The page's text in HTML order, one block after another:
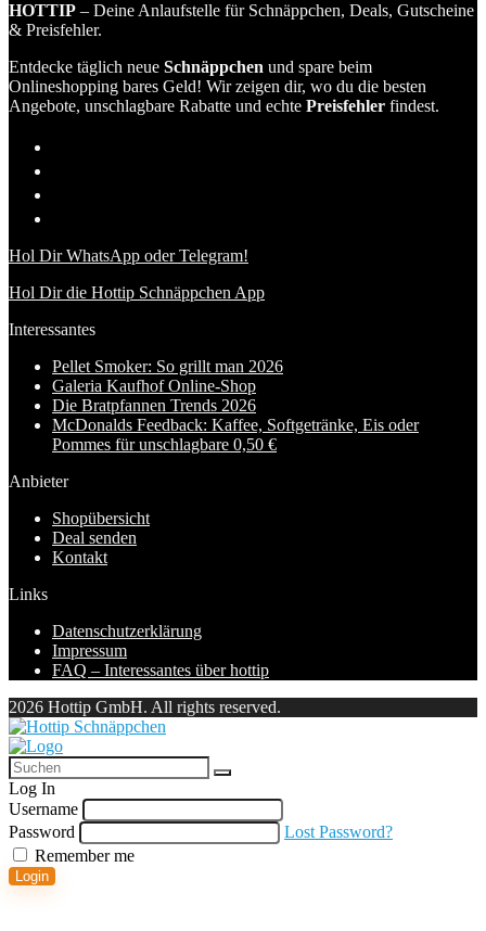
HOTTIP – Deine Anlaufstelle für Schnäppchen, Deals, Gutscheine
& Preisfehler.
Entdecke täglich neue Schnäppchen und spare beim
Onlineshopping bares Geld! Wir zeigen dir, wo du die besten
Angebote, unschlagbare Rabatte und echte Preisfehler findest.
Hol Dir WhatsApp oder Telegram!
Hol Dir die Hottip Schnäppchen App
Interessantes
Pellet Smoker: So grillt man 2026
Galeria Kaufhof Online-Shop
Die Bratpfannen Trends 2026
McDonalds Feedback: Kaffee, Softgetränke, Eis oder
Pommes für unschlagbare 0,50 €
Anbieter
Shopübersicht
Deal senden
Kontakt
Links
Datenschutzerklärung
Impressum
FAQ – Interessantes über hottip
2026 Hottip GmbH. All rights reserved.
Log In
Username
Password
Lost Password?
Remember me
Login